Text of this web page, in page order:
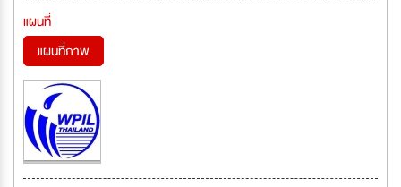
แผนที่
แผนที่ภาพ